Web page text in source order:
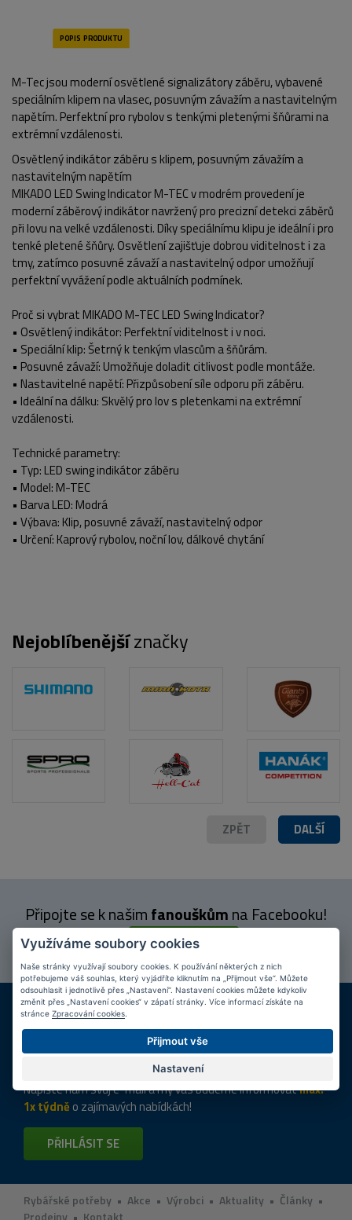
POPIS PRODUKTU
M-Tec jsou moderní osvětlené signalizátory záběru, vybavené
speciálním klipem na vlasec, posuvným závažím a nastavitelným
napětím. Perfektní pro rybolov s tenkými pletenými šňůrami na
extrémní vzdálenosti.
Osvětlený indikátor záběru s klipem, posuvným závažím a
nastavitelným napětím
MIKADO LED Swing Indicator M-TEC v modrém provedení je
moderní záběrový indikátor navržený pro precizní detekci záběrů
při lovu na velké vzdálenosti. Díky speciálnímu klipu je ideální i pro
tenké pletené šňůry. Osvětlení zajišťuje dobrou viditelnost i za
tmy, zatímco posuvné závaží a nastavitelný odpor umožňují
perfektní vyvážení podle aktuálních podmínek.
Proč si vybrat MIKADO M-TEC LED Swing Indicator?
• Osvětlený indikátor: Perfektní viditelnost i v noci.
• Speciální klip: Šetrný k tenkým vlascům a šňůrám.
• Posuvné závaží: Umožňuje doladit citlivost podle montáže.
• Nastavitelné napětí: Přizpůsobení síle odporu při záběru.
• Ideální na dálku: Skvělý pro lov s pletenkami na extrémní
vzdálenosti.
Technické parametry:
• Typ: LED swing indikátor záběru
• Model: M-TEC
• Barva LED: Modrá
• Výbava: Klip, posuvné závaží, nastavitelný odpor
• Určení: Kaprový rybolov, noční lov, dálkové chytání
Nejoblíbenějšíznačky
DALŠÍ
ZPĚT
Připojte se k našimfanouškůmna Facebooku!
PŘIPOJIT SE
DOPRAVA ZDARMA
Při nákupu nad 2 000 Kč
KAMENNÉ PRODEJNY
Tipyk nákupu
Napište nám svůj e-mail a my vás budeme informovatmax.
1x týdně o zajímavých nabídkách!
PŘIHLÁSIT SE
Rybářské potřeby • Akce • Výrobci • Aktuality • Články •
Prodejny • Kontakt
Využíváme soubory cookies
Naše stránky využívají soubory cookies. K používání některých z nich
potřebujeme váš souhlas, který vyjádříte kliknutím na „Přijmout vše“. Můžete
odsouhlasit i jednotlivě přes „Nastavení“. Nastavení cookies můžete kdykoliv
změnit přes „Nastavení cookies“ v zápatí stránky. Více informací získáte na
stránce Zpracování cookies
Přijmout vše
Nastavení